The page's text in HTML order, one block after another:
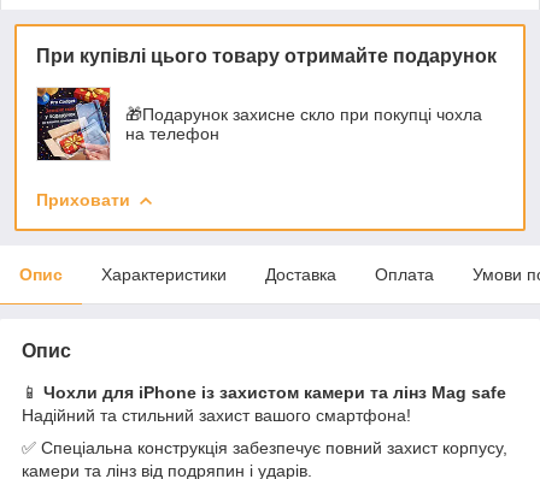
При купівлі цього товару отримайте подарунок
🎁Подарунок захисне скло при покупці чохла
на телефон
Приховати
Опис Характеристики Доставка Оплата Умови
Опис
📱 Чохли для iPhone із захистом камери та лінз Mag safe
Надійний та стильний захист вашого смартфона!
✅ Спеціальна конструкція забезпечує повний захист корпусу,
камери та лінз від подряпин і ударів.